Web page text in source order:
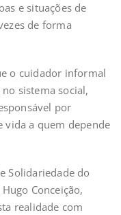
e situações de
de forma
o cuidador informal
sistema social,
por
vida a quem depende
Solidariedade do
Conceição,
realidade com